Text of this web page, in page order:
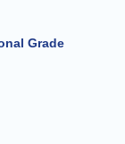
Grade